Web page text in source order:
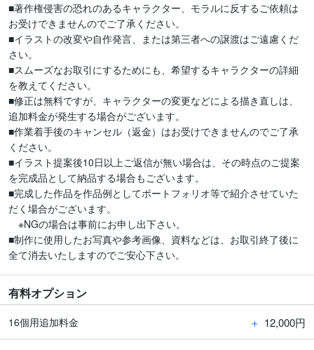
■著作権侵害の恐れのあるキャラクター、モラルに反するご依頼は
お受けできませんのでご了承ください。
■イラストの改変や自作発言、または第三者への譲渡はご遠慮くだ
さい。
■スムーズなお取引にするためにも、希望するキャラクターの詳細
を教えてください。
■修正は無料ですが、キャラクターの変更などによる描き直しは、
追加料金が発生する場合がございます。
■作業着手後のキャンセル（返金）はお受けできませんのでご了承
ください。
■イラスト提案後10日以上ご返信が無い場合は、その時点のご提案
を完成品として納品する場合もございます。
■完成した作品を作品例としてポートフォリオ等で紹介させていた
だく場合がございます。
※NGの場合は事前にお申し出下さい。
■制作に使用したお写真や参考画像、資料などは、お取引終了後に
全て消去いたしますのでご安心下さい。
有料オプション
16個用追加料金 ＋ 12,000円